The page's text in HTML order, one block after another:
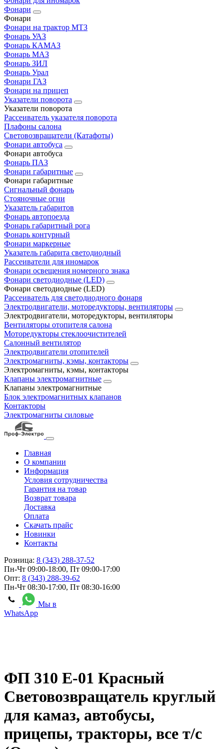
Фонари
Фонари
Фонари на трактор МТЗ
Фонарь УАЗ
Фонарь КАМАЗ
Фонарь МАЗ
Фонарь ЗИЛ
Фонарь Урал
Фонари ГАЗ
Фонари на прицеп
Указатели поворота
Указатели поворота
Рассеиватель указателя поворота
Плафоны салона
Световозвращатели (Катафоты)
Фонари автобуса
Фонари автобуса
Фонарь ПАЗ
Фонари габаритные
Фонари габаритные
Сигнальный фонарь
Стояночные огни
Указатель габаритов
Фонарь автопоезда
Фонарь габаритный рога
Фонарь контурный
Фонари маркерные
Указатель габарита светодиодный
Рассеиватели для иномарок
Фонари освещения номерного знака
Фонари светодиодные (LED)
Фонари светодиодные (LED)
Рассеиватель для светодиодного фонаря
Электродвигатели, моторедукторы, вентиляторы
Электродвигатели, моторедукторы, вентиляторы
Вентиляторы отопителя салона
Моторедукторы стеклоочистителей
Салонный вентилятор
Электродвигатели отопителей
Электромагниты, кэмы, контакторы
Электромагниты, кэмы, контакторы
Клапаны электромагнитные
Клапаны электромагнитные
Блок электромагнитных клапанов
Контакторы
Электромагниты силовые
Главная
О компании
Информация
Условия сотрудничества
Гарантия на товар
Возврат товара
Доставка
Оплата
Скачать прайс
Новинки
Контакты
Розница: 8 (343) 288-37-52
Пн-Чт 09:00-18:00, Пт 09:00-17:00
Опт: 8 (343) 288-39-62
Пн-Чт 08:30-17:00, Пт 08:30-16:00
Мы в
WhatsApp
ФП 310 Е-01 Красный
Световозвращатель круглый
для камаз, автобусы,
прицепы, тракторы, все т/с